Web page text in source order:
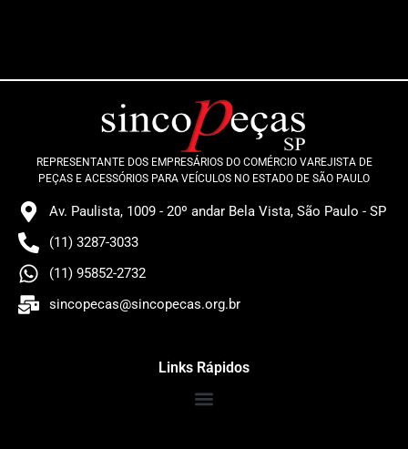
REPRESENTANTE DOS EMPRESÁRIOS DO COMÉRCIO VAREJISTA DE
PEÇAS E ACESSÓRIOS PARA VEÍCULOS NO ESTADO DE SÃO PAULO
Av. Paulista, 1009 - 20º andar Bela Vista, São Paulo - SP
(11) 3287-3033
(11) 95852-2732
sincopecas@sincopecas.org.br
Links Rápidos